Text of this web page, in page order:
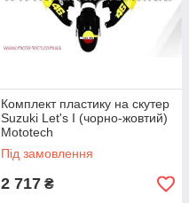
Комплект пластику на скутер
Suzuki Let's I (чорно-жовтий)
Mototech
Під замовлення
2 717 ₴